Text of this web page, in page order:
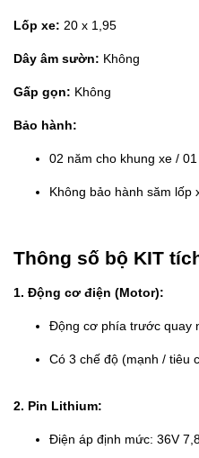
Lốp xe: 20 x 1,95
Dây âm sườn: Không
Gấp gọn: Không
Bảo hành:
02 năm cho khung xe /
Không bảo hành săm lốp
Thông số bộ KIT
1. Động cơ điện (Motor):
Động cơ phía trước quay
Có 3 chế độ (mạnh / tiêu
2. Pin Lithium:
Điện áp định mức: 36V